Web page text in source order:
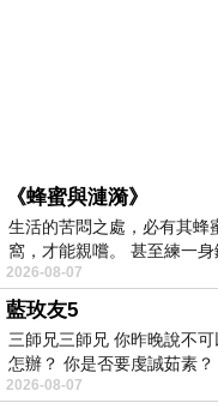
《蜂蜜與漣漪》
生活的苦悶之處，必有其蜂
窩，才能親嚐。 甚至練一
2026-08-07
藍玫友5
三師兄三師兄 你昨晚說不
怎辦？ 你是否要虔誠茹素
2026-08-07